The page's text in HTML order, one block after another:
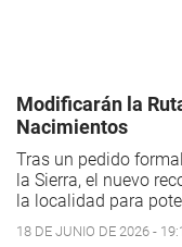
Modificarán la
Nacimientos
Tras un pedido
la Sierra, el nuevo
la localidad para
18 DE JUNIO DE 2026 -